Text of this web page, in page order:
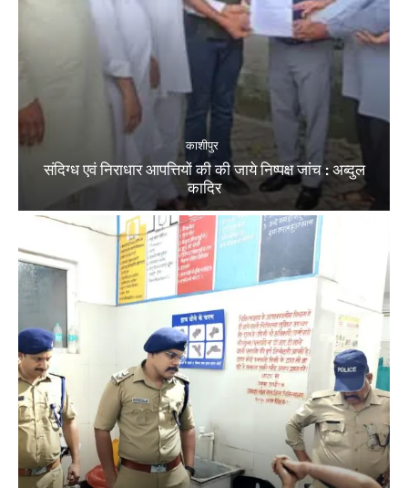
काशीपुर
संदिग्ध एवं निराधार आपत्तियों की की जाये निष्पक्ष जांच : अब्दुल
कादिर